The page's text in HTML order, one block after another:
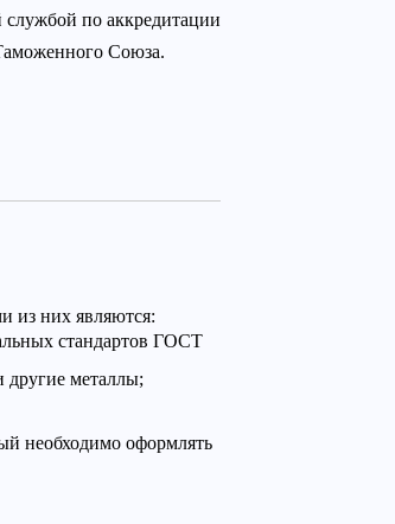
по аккредитации
Союза.
из них являются:
стандартов ГОСТ
другие металлы;
необходимо оформлять